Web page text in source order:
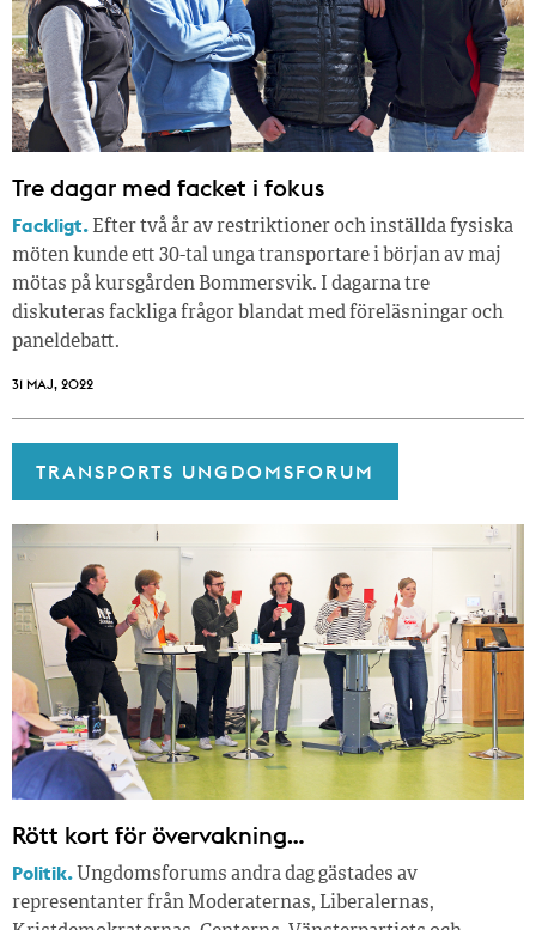
Tre dagar med facket i fokus
Fackligt. Efter två år av restriktioner och inställda fysiska
möten kunde ett 30-tal unga transportare i början av maj
mötas på kursgården Bommersvik. I dagarna tre
diskuteras fackliga frågor blandat med föreläsningar och
paneldebatt.
31 MAJ, 2022
TRANSPORTS UNGDOMSFORUM
Rött kort för övervakning…
Politik. Ungdomsforums andra dag gästades av
representanter från Moderaternas, Liberalernas,